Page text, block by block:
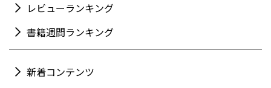
レビューランキング
書籍週間ランキング
新着コンテンツ